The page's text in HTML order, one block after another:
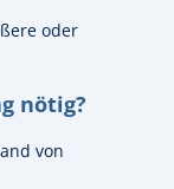
oder
nötig?
von